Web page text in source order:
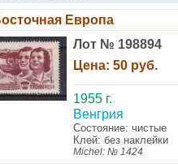
Европа
Лот № 198894
Цена: 50 руб.
1955 г.
Венгрия
Состояние: чистые
Клей: без наклейки
Michel: № 1424